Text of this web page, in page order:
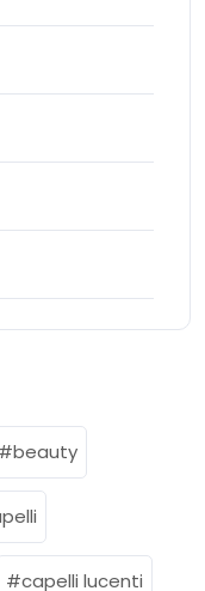
beauty
capelli lucenti